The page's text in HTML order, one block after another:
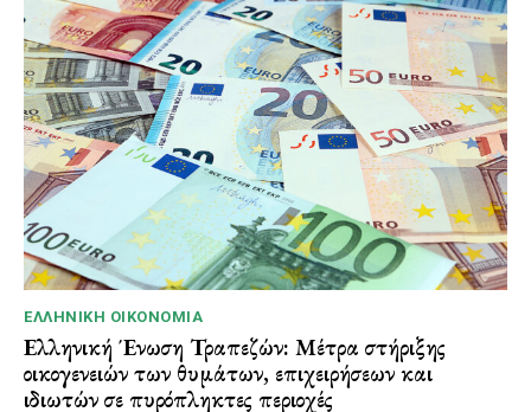
ΕΛΛΗΝΙΚΉ ΟΙΚΟΝΟΜΊΑ
Ελληνική Ένωση Τραπεζών: Μέτρα στήριξης
οικογενειών των θυμάτων, επιχειρήσεων και
ιδιωτών σε πυρόπληκτες περιοχές